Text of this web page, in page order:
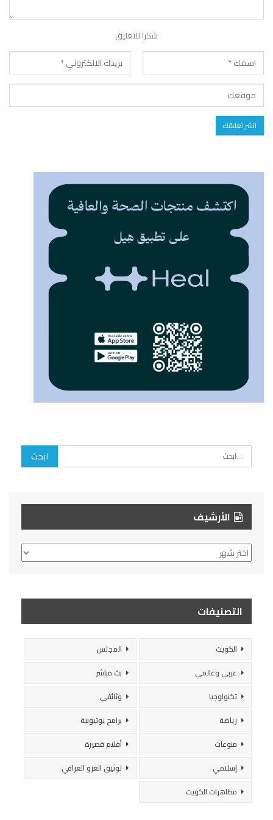
شكرا للتعليق
الأرشيف
الأرشيف
التصنيفات
الكويت
المجلس
عربي وعالمي
بث مباشر
تكنولوجيا
وثائقي
رياضة
برامج يوتيوبية
منوعات
أفلام قصيرة
إسلامي
توثيق الغزو العراقي
مظاهرات الكويت